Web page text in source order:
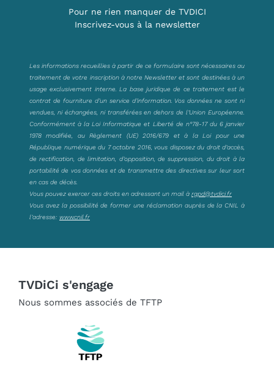
Pour ne rien manquer de TVDICI
Inscrivez-vous à la newsletter
Les informations recueillies à partir de ce formulaire sont nécessaires au
traitement de votre inscription à notre Newsletter et sont destinées à un
usage exclusivement interne. La base juridique de ce traitement est le
contrat de fourniture d’un service d’information. Vos données ne sont ni
vendues, ni échangées, ni transférées en dehors de l’Union Européenne.
Conformément à la Loi Informatique et Liberté de n°78-17 du 6 janvier
1978 modifiée, au Règlement (UE) 2016/679 et à la Loi pour une
République numérique du 7 octobre 2016, vous disposez du droit d’accès,
de rectification, de limitation, d’opposition, de suppression, du droit à la
portabilité de vos données et de transmettre des directives sur leur sort
en cas de décès.
Vous pouvez exercer ces droits en adressant un mail à rgpd@tvdici.fr
Vous avez la possibilité de former une réclamation auprès de la CNIL à
l’adresse: www.cnil.fr
TVDiCi s'engage
Nous sommes associés de TFTP